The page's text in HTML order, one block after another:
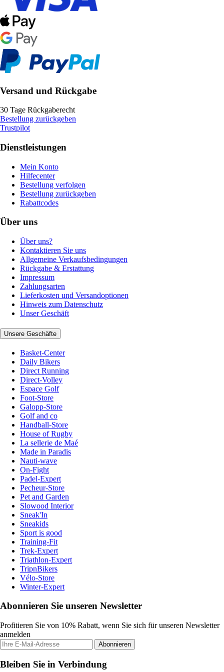
Versand und Rückgabe
30 Tage Rückgaberecht
Bestellung zurückgeben
Trustpilot
Dienstleistungen
Mein Konto
Hilfecenter
Bestellung verfolgen
Bestellung zurückgeben
Rabattcodes
Über uns
Über uns?
Kontaktieren Sie uns
Allgemeine Verkaufsbedingungen
Rückgabe & Erstattung
Impressum
Zahlungsarten
Lieferkosten und Versandoptionen
Hinweis zum Datenschutz
Unser Geschäft
Unsere Geschäfte
Basket-Center
Daily Bikers
Direct Running
Direct-Volley
Espace Golf
Foot-Store
Galopp-Store
Golf and co
Handball-Store
House of Rugby
La sellerie de Maé
Made in Paradis
Nauti-wave
On-Fight
Padel-Expert
Pecheur-Store
Pet and Garden
Slowood Interior
Sneak'In
Sneakids
Sport is good
Training-Fit
Trek-Expert
Triathlon-Expert
TripnBikers
Vélo-Store
Winter-Expert
Abonnieren Sie unseren Newsletter
Profitieren Sie von 10% Rabatt, wenn Sie sich für unseren Newsletter
anmelden
Abonnieren
Bleiben Sie in Verbindung